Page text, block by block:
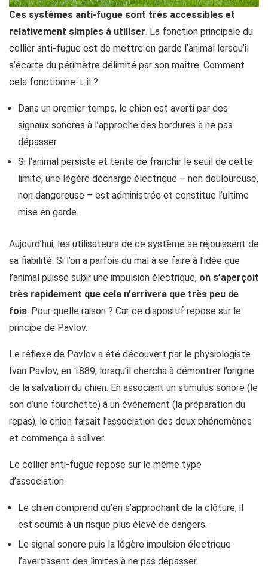
Ces systèmes anti-fugue sont très accessibles et
relativement simples à utiliser. La fonction principale du
collier anti-fugue est de mettre en garde l’animal lorsqu’il
s’écarte du périmètre délimité par son maître. Comment
cela fonctionne-t-il ?
Dans un premier temps, le chien est averti par des
signaux sonores à l’approche des bordures à ne pas
dépasser.
Si l’animal persiste et tente de franchir le seuil de cette
limite, une légère décharge électrique – non douloureuse,
non dangereuse – est administrée et constitue l’ultime
mise en garde.
Aujourd’hui, les utilisateurs de ce système se réjouissent de
sa fiabilité. Si l’on a parfois du mal à se faire à l’idée que
l’animal puisse subir une impulsion électrique, on s’aperçoit
très rapidement que cela n’arrivera que très peu de
fois. Pour quelle raison ? Car ce dispositif repose sur le
principe de Pavlov.
Le réflexe de Pavlov a été découvert par le physiologiste
Ivan Pavlov, en 1889, lorsqu’il chercha à démontrer l’origine
de la salvation du chien. En associant un stimulus sonore (le
son d’une fourchette) à un événement (la préparation du
repas), le chien faisait l’association des deux phénomènes
et commença à saliver.
Le collier anti-fugue repose sur le même type
d’association.
Le chien comprend qu’en s’approchant de la clôture, il
est soumis à un risque plus élevé de dangers.
Le signal sonore puis la légère impulsion électrique
l’avertissent des limites à ne pas dépasser.